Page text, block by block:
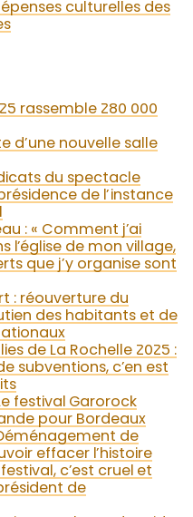
culturelles des
rassemble 280 000
d’une nouvelle salle
du spectacle
de l’instance
: « Comment j’ai
l’église de mon village,
que j’y organise sont
: réouverture du
des habitants et de
de La Rochelle 2025 :
subventions, c’en est
festival Garorock
pour Bordeaux
de
effacer l’histoire
c’est cruel et
de